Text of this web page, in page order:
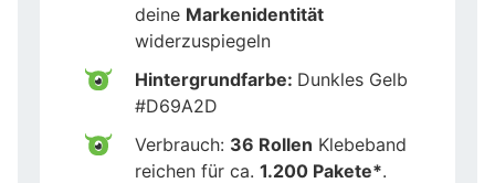
deine Markenidentität
widerzuspiegeln
Hintergrundfarbe: Dunkles Gelb
#D69A2D
Verbrauch: 36 Rollen Klebeband
reichen für ca. 1.200 Pakete*.